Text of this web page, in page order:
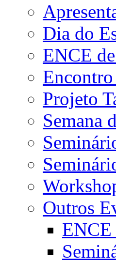
Dia do
ENCE
Projeto
Semana
Outros
ENCE